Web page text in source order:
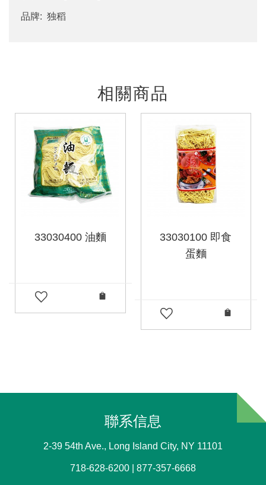
品牌: 独稻
相關商品
33030400 油麵
33030100 即食
蛋麵
聯系信息
2-39 54th Ave., Long Island City, NY 11101
718-628-6200 | 877-357-6668